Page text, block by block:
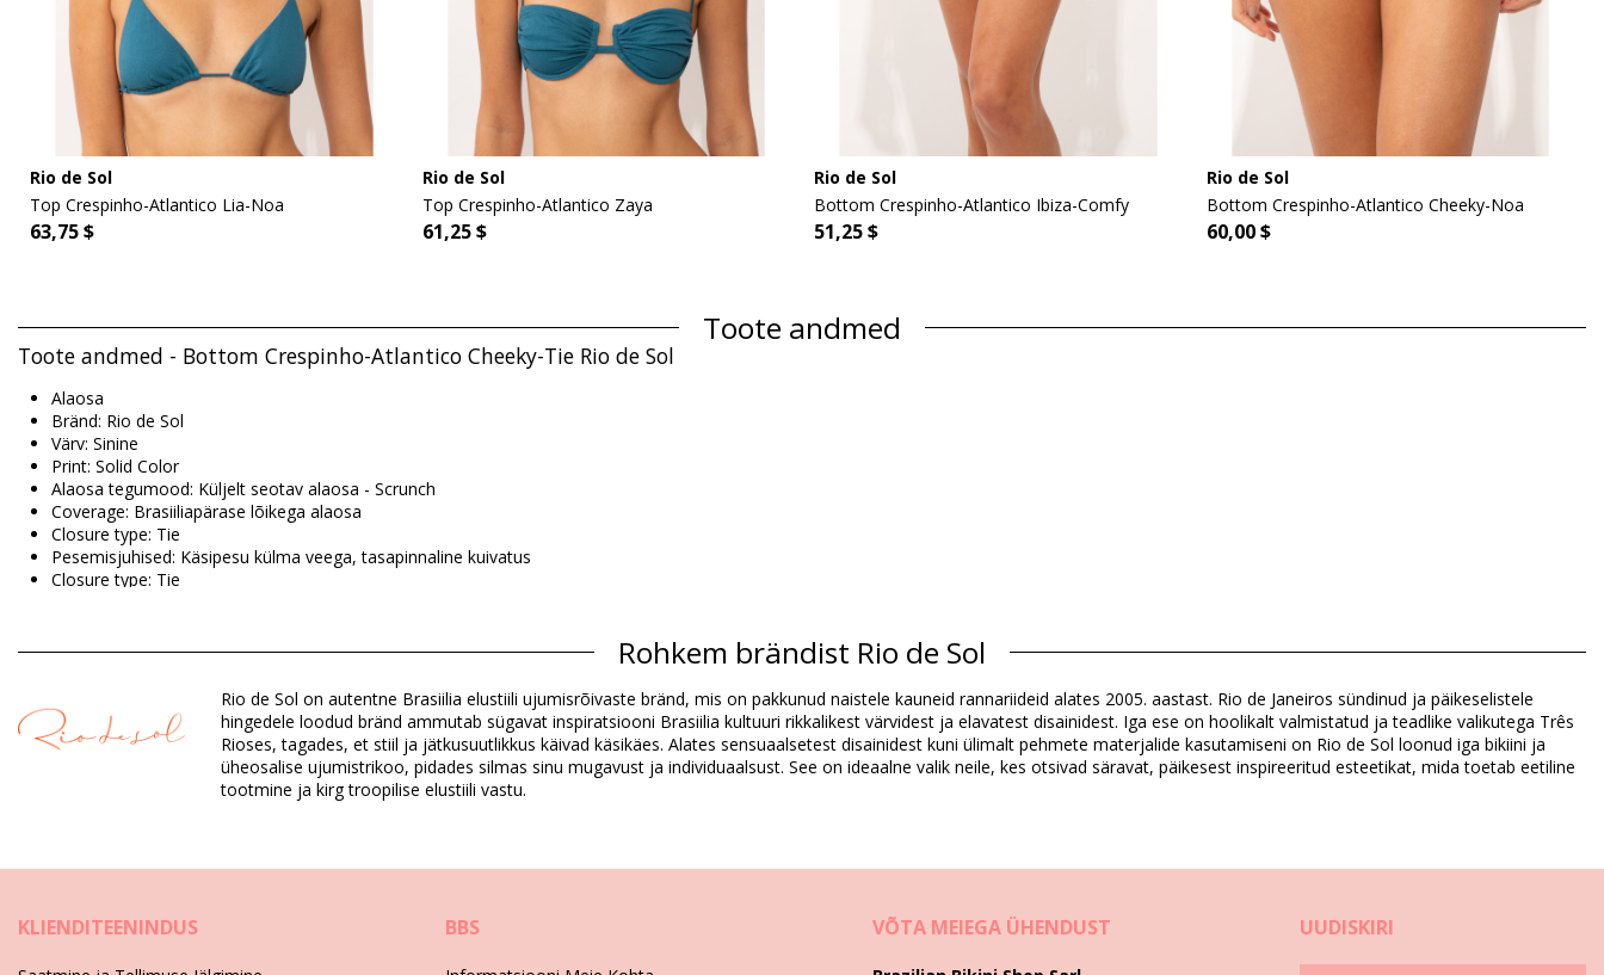
Rio de Sol
Top Crespinho-Atlantico Lia-Noa
63,75 $
Rio de Sol
Top Crespinho-Atlantico Zaya
61,25 $
Rio de Sol
Bottom Crespinho-Atlantico Ibiza-Comfy
51,25 $
Rio de Sol
Bottom Crespinho-Atlantico Cheeky-Noa
60,00 $
Toote andmed
Toote andmed - Bottom Crespinho-Atlantico Cheeky-Tie Rio de Sol
Alaosa
Bränd: Rio de Sol
Värv: Sinine
Print: Solid Color
Alaosa tegumood: Küljelt seotav alaosa - Scrunch
Coverage: Brasiiliapärase lõikega alaosa
Closure type: Tie
Pesemisjuhised: Käsipesu külma veega, tasapinnaline kuivatus
Closure type: Tie
Koostis
Koostis: 84% Biodegradable Nylon (AMNI SOUL ECO), 16% Spandex (LYCRA) - OEKO-TEX - Chlorine Resistant
Vooder: 84% Biodegradable Nylon (AMNI SOUL ECO), 16% Spandex (LYCRA) - OEKO-TEX - Chlorine Resistant
UV Protection: UPF 50+
HS CODE: 6112.41.0010
EAN: XS (7899810437853), S (7899810437860), M (7899810437877), L (7899810437884), XL (7899810437891)
Kaal: 45g / 0.1lb / 1.59oz
Viimistletud fotod
Rohkem brändist Rio de Sol
Rio de Sol on autentne Brasiilia elustiili ujumisrõivaste bränd, mis on pakkunud naistele kauneid rannariideid alates 2005. aastast. Rio de Janeiros sündinud ja päikeselistele
hingedele loodud bränd ammutab sügavat inspiratsiooni Brasiilia kultuuri rikkalikest värvidest ja elavatest disainidest. Iga ese on hoolikalt valmistatud ja teadlike valikutega Três
Rioses, tagades, et stiil ja jätkusuutlikkus käivad käsikäes. Alates sensuaalsetest disainidest kuni ülimalt pehmete materjalide kasutamiseni on Rio de Sol loonud iga bikiini ja
üheosalise ujumistrikoo, pidades silmas sinu mugavust ja individuaalsust. See on ideaalne valik neile, kes otsivad säravat, päikesest inspireeritud esteetikat, mida toetab eetiline
tootmine ja kirg troopilise elustiili vastu.
KLIENDITEENINDUS BBS VÕTA MEIEGA ÜHENDUST UUDISKIRI